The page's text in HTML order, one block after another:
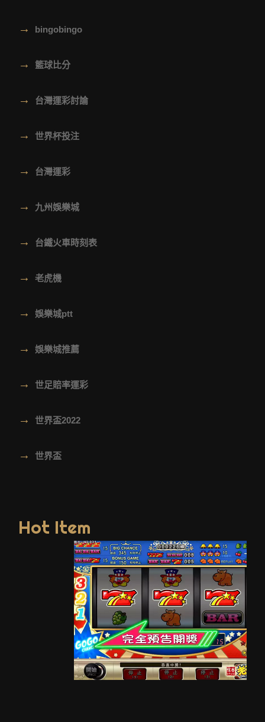
→ bingobingo
→ 籃球比分
→ 台灣運彩討論
→ 世界杯投注
→ 台灣運彩
→ 九州娛樂城
→ 台鐵火車時刻表
→ 老虎機
→ 娛樂城ptt
→ 娛樂城推薦
→ 世足賠率運彩
→ 世界盃2022
→ 世界盃
Hot Item